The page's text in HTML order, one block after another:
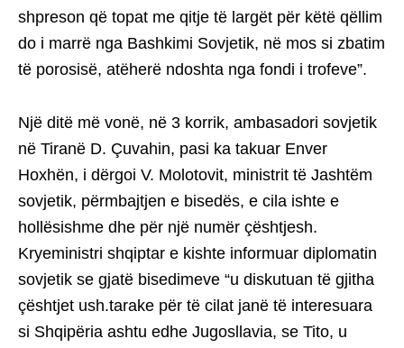
shpreson që topat me qitje të largët për këtë qëllim
do i marrë nga Bashkimi Sovjetik, në mos si zbatim
të porosisë, atëherë ndoshta nga fondi i trofeve”.
Një ditë më vonë, në 3 korrik, ambasadori sovjetik
në Tiranë D. Çuvahin, pasi ka takuar Enver
Hoxhën, i dërgoi V. Molotovit, ministrit të Jashtëm
sovjetik, përmbajtjen e bisedës, e cila ishte e
hollësishme dhe për një numër çështjesh.
Kryeministri shqiptar e kishte informuar diplomatin
sovjetik se gjatë bisedimeve “u diskutuan të gjitha
çështjet ush.tarake për të cilat janë të interesuara
si Shqipëria ashtu edhe Jugosllavia, se Tito, u